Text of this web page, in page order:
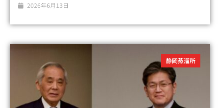
2026年6月13日
静岡蒸溜所